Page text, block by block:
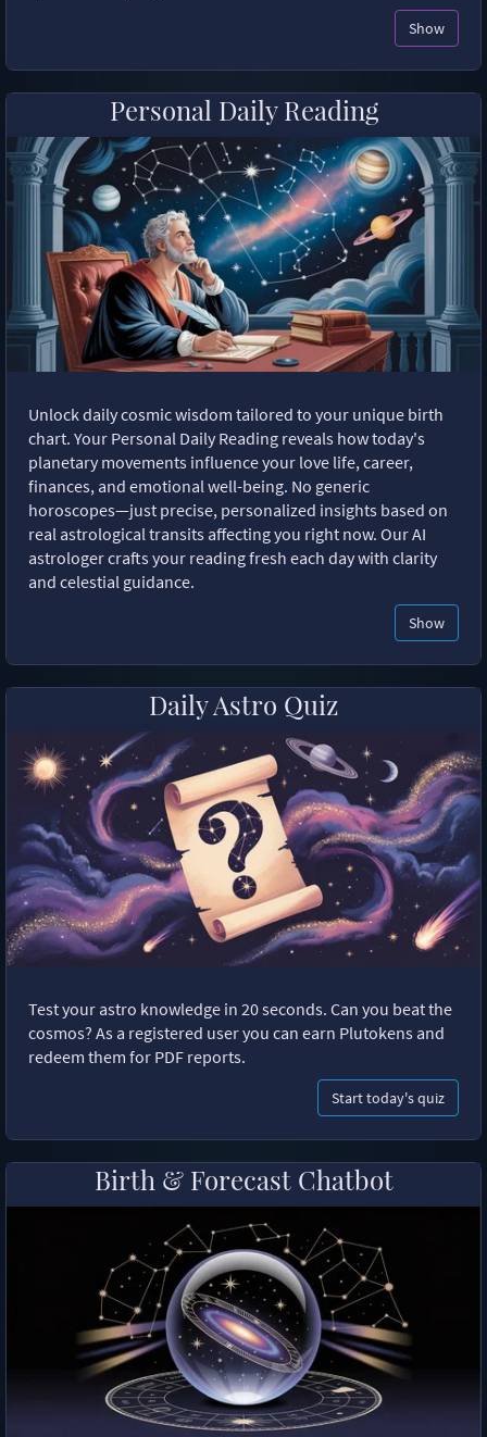
Show
Personal Daily Reading
Unlock daily cosmic wisdom tailored to your unique birth
chart. Your Personal Daily Reading reveals how today's
planetary movements influence your love life, career,
finances, and emotional well-being. No generic
horoscopes—just precise, personalized insights based on
real astrological transits affecting you right now. Our AI
astrologer crafts your reading fresh each day with clarity
and celestial guidance.
Show
Daily Astro Quiz
Test your astro knowledge in 20 seconds. Can you beat the
cosmos? As a registered user you can earn Plutokens and
redeem them for PDF reports.
Start today's quiz
Birth & Forecast Chatbot